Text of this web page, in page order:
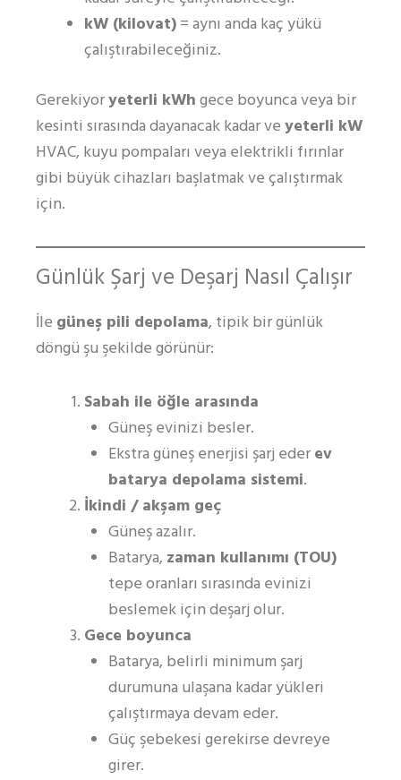
kW (kilovat)= aynı anda kaç yükü
çalıştırabileceğiniz.
Gerekiyoryeterli kWhgece boyunca veya bir
kesinti sırasında dayanacak kadar veyeterli kW
HVAC, kuyu pompaları veya elektrikli fırınlar
gibi büyük cihazları başlatmak ve çalıştırmak
için.
Günlük Şarj ve Deşarj Nasıl Çalışır
İle güneş pili depolama, tipik bir günlük
döngü şu şekilde görünür:
Sabah ile öğle arasında
Güneş evinizi besler.
Ekstra güneş enerjisi şarj ederev
batarya depolama sistemi.
İkindi / akşam geç
Güneş azalır.
Batarya, zaman kullanımı (TOU)
tepe oranları sırasında evinizi
beslemek için deşarj olur.
Gece boyunca
Batarya, belirli minimum şarj
durumuna ulaşana kadar yükleri
çalıştırmaya devam eder.
Güç şebekesi gerekirse devreye
girer.